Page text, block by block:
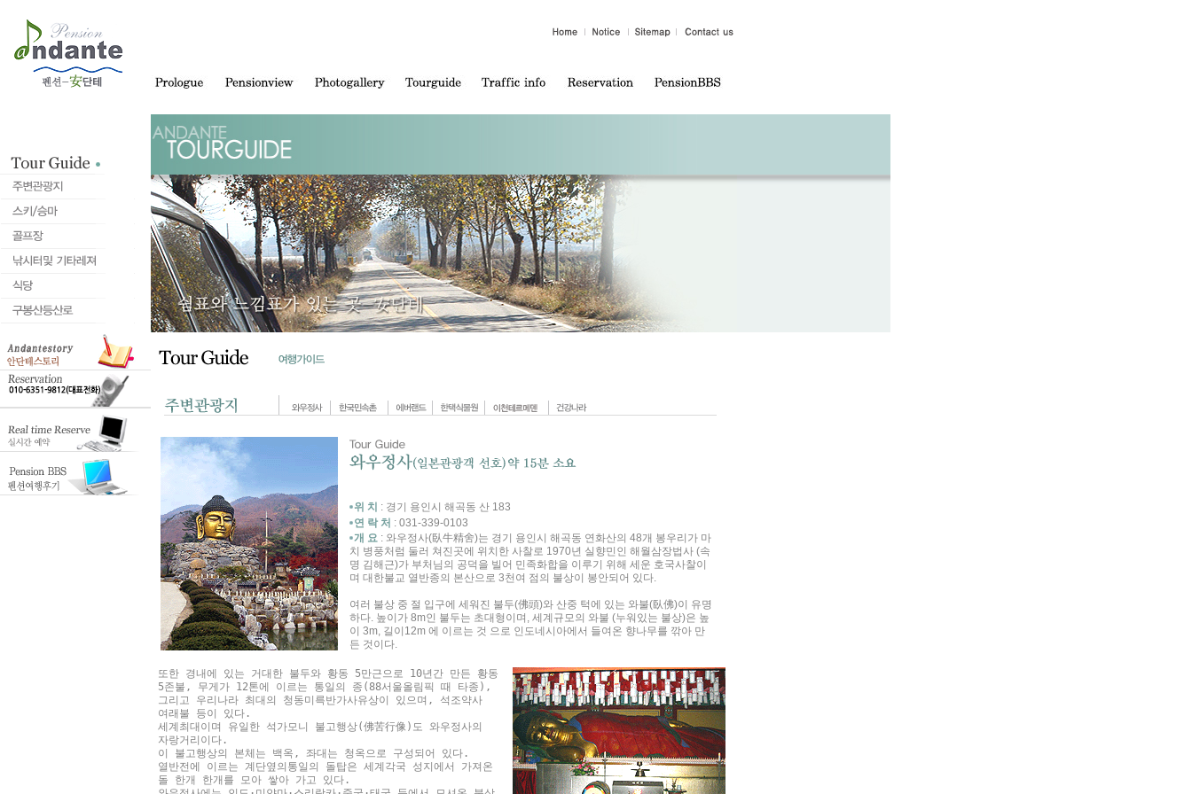
위 치 : 경기 용인시 해곡동 산 183
연 락 처 : 031-339-0103
개 요: 와우정사(臥牛精舍)는 경기 용인시 해곡동 연화산의 48개 봉우리가 마
치 병풍처럼 둘러 쳐진곳에 위치한 사찰로 1970년 실향민인 해월삼장법사 (속
명 김해근)가 부처님의 공덕을 빌어 민족화합을 이루기 위해 세운 호국사찰이
며 대한불교 열반종의 본산으로 3천여 점의 불상이 봉안되어 있다.
여러 불상 중 절 입구에 세워진 불두(佛頭)와 산중 턱에 있는 와불(臥佛)이 유명
하다. 높이가 8m인 불두는 초대형이며, 세계규모의 와불 (누워있는 불상)은 높
이 3m, 길이12m 에 이르는 것 으로 인도네시아에서 들여온 향나무를 깎아 만
든 것이다.
또한 경내에 있는 거대한 불두와 황동 5만근으로 10년간 만든 황동
5존불, 무게가 12톤에 이르는 통일의 종(88서울올림픽 때 타종),
그리고 우리나라 최대의 청동미륵반가사유상이 있으며, 석조약사
여래불 등이 있다.
세계최대이며 유일한 석가모니 불고행상(佛苦行像)도 와우정사의
자랑거리이다.
이 불고행상의 본체는 백옥, 좌대는 청옥으로 구성되어 있다.
열반전에 이르는 계단옆의통일의 돌탑은 세계각국 성지에서 가져온
돌 한개 한개를 모아 쌓아 가고 있다.